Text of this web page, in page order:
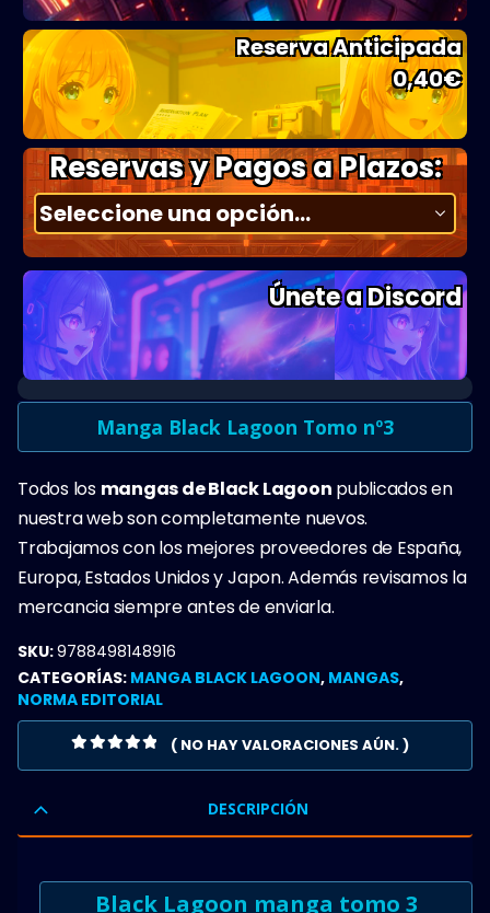
Reserva Anticipada
0,40€
Reservas y Pagos a Plazos:
Únete a Discord
Manga Black Lagoon Tomo nº3
Todos los mangas de Black Lagoon publicados en
nuestra web son completamente nuevos.
Trabajamos con los mejores proveedores de España,
Europa, Estados Unidos y Japon. Además revisamos la
mercancia siempre antes de enviarla.
SKU:9788498148916
CATEGORÍAS: MANGA BLACK LAGOON, MANGAS,
NORMA EDITORIAL
( NO HAY VALORACIONES AÚN. )
DESCRIPCIÓN
Black Lagoon manga tomo 3